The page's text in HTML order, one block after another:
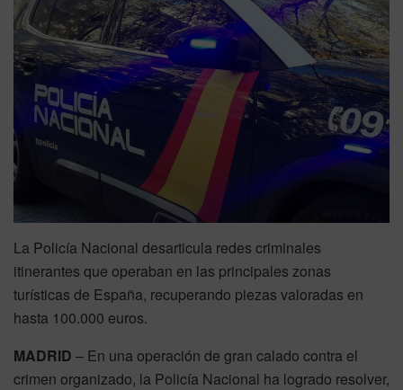
La Policía Nacional desarticula redes criminales
itinerantes que operaban en las principales zonas
turísticas de España, recuperando piezas valoradas en
hasta 100.000 euros.
MADRID – En una operación de gran calado contra el
crimen organizado, la Policía Nacional ha logrado resolver,